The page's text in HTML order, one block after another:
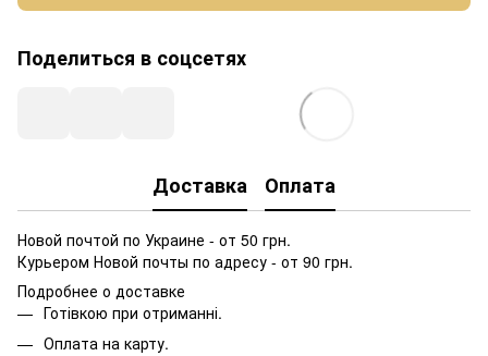
Поделиться в соцсетях
Доставка Оплата
Новой почтой по Украине - от 50 грн.
Курьером Новой почты по адресу - от 90 грн.
Подробнее о доставке
Готівкою при отриманні.
Оплата на карту.